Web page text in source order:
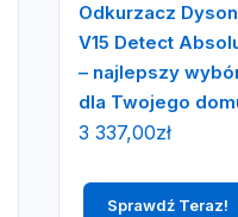
Odkurzacz Dyson
V15 Detect
– najlepszy
dla Twojego
3 337,00zł
Sprawdź Teraz!